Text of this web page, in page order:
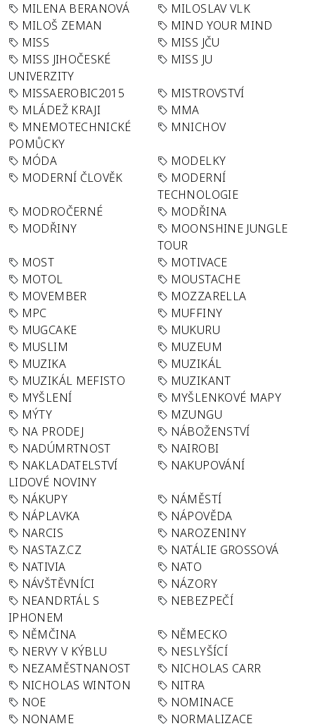
MILENA BERANOVÁ
MILOSLAV VLK
MILOŠ ZEMAN
MIND YOUR MIND
MISS
MISS JČU
MISS JIHOČESKÉ
UNIVERZITY
MISS JU
MISSAEROBIC2015
MISTROVSTVÍ
MLÁDEŽ KRAJI
MMA
MNEMOTECHNICKÉ
POMŮCKY
MNICHOV
MÓDA
MODELKY
MODERNÍ ČLOVĚK
MODERNÍ
TECHNOLOGIE
MODROČERNÉ
MODŘINA
MODŘINY
MOONSHINE JUNGLE
TOUR
MOST
MOTIVACE
MOTOL
MOUSTACHE
MOVEMBER
MOZZARELLA
MPC
MUFFINY
MUGCAKE
MUKURU
MUSLIM
MUZEUM
MUZIKA
MUZIKÁL
MUZIKÁL MEFISTO
MUZIKANT
MYŠLENÍ
MYŠLENKOVÉ MAPY
MÝTY
MZUNGU
NA PRODEJ
NÁBOŽENSTVÍ
NADÚMRTNOST
NAIROBI
NAKLADATELSTVÍ
LIDOVÉ NOVINY
NAKUPOVÁNÍ
NÁKUPY
NÁMĚSTÍ
NÁPLAVKA
NÁPOVĚDA
NARCIS
NAROZENINY
NASTAZ.CZ
NATÁLIE GROSSOVÁ
NATIVIA
NATO
NÁVŠTĚVNÍCI
NÁZORY
NEANDRTÁL S
IPHONEM
NEBEZPEČÍ
NĚMČINA
NĚMECKO
NERVY V KÝBLU
NESLYŠÍCÍ
NEZAMĚSTNANOST
NICHOLAS CARR
NICHOLAS WINTON
NITRA
NOE
NOMINACE
NONAME
NORMALIZACE